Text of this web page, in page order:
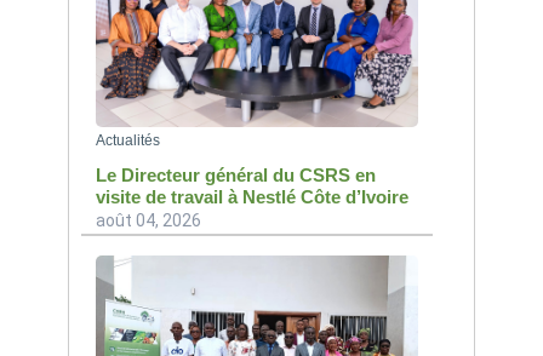
Actualités
Le Directeur général du CSRS en
visite de travail à Nestlé Côte d’Ivoire
août 04, 2026